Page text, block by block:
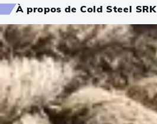
À propos de Cold Steel SRK